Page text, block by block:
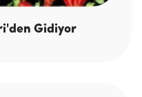
Gidiyor